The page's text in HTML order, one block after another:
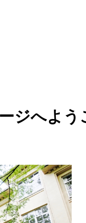
ジへよ